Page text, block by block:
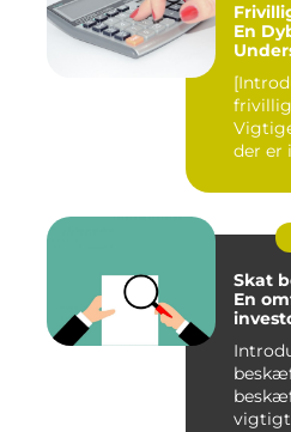
En
der er
Skat
En
vigtigt